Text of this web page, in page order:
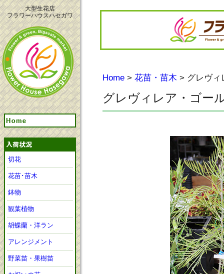
大型生花店
フラワーハウスハセガワ
切花
花苗･苗木
鉢物
観葉植物
胡蝶蘭・洋ラン
アレンジメント
野菜苗・果樹苗
Home > 花苗・苗木 > グレヴィ
グレヴィレア・ゴー